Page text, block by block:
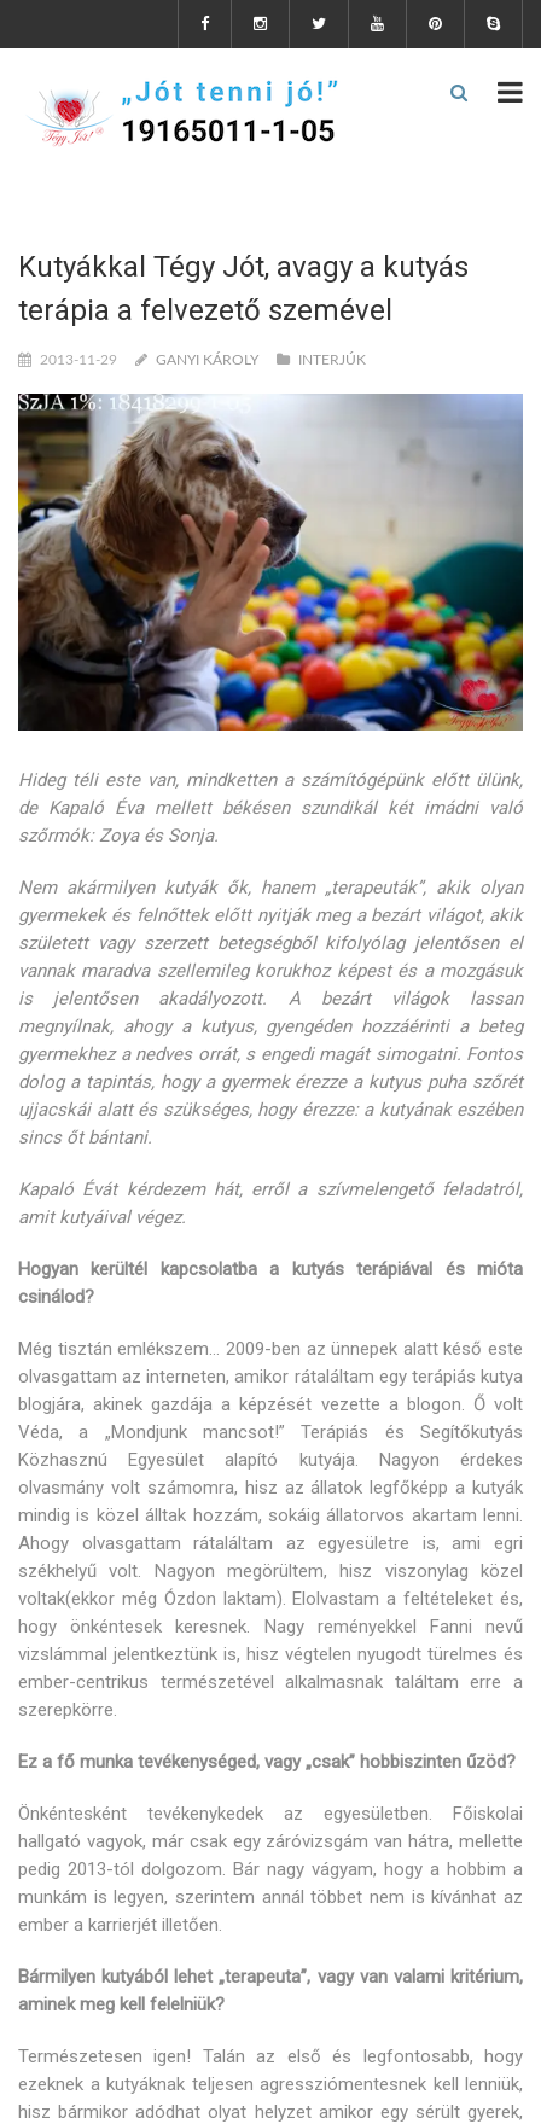
Kutyákkal Tégy Jót, avagy a kutyás
terápia a felvezető szemével
2013-11-29 GANYI KÁROLY INTERJÚK
Hideg téli este van, mindketten a számítógépünk előtt ülünk,
de Kapaló Éva mellett békésen szundikál két imádni való
szőrmók: Zoya és Sonja.
Nem akármilyen kutyák ők, hanem „terapeuták”, akik olyan
gyermekek és felnőttek előtt nyitják meg a bezárt világot, akik
született vagy szerzett betegségből kifolyólag jelentősen el
vannak maradva szellemileg korukhoz képest és a mozgásuk
is jelentősen akadályozott. A bezárt világok lassan
megnyílnak, ahogy a kutyus, gyengéden hozzáérinti a beteg
gyermekhez a nedves orrát, s engedi magát simogatni. Fontos
dolog a tapintás, hogy a gyermek érezze a kutyus puha szőrét
ujjacskái alatt és szükséges, hogy érezze: a kutyának eszében
sincs őt bántani.
Kapaló Évát kérdezem hát, erről a szívmelengető feladatról,
amit kutyáival végez.
Hogyan kerültél kapcsolatba a kutyás terápiával és mióta
csinálod?
Még tisztán emlékszem… 2009-ben az ünnepek alatt késő este
olvasgattam az interneten, amikor rátaláltam egy terápiás kutya
blogjára, akinek gazdája a képzését vezette a blogon. Ő volt
Véda, a „Mondjunk mancsot!” Terápiás és Segítőkutyás
Közhasznú Egyesület alapító kutyája. Nagyon érdekes
olvasmány volt számomra, hisz az állatok legfőképp a kutyák
mindig is közel álltak hozzám, sokáig állatorvos akartam lenni.
Ahogy olvasgattam rátaláltam az egyesületre is, ami egri
székhelyű volt. Nagyon megörültem, hisz viszonylag közel
voltak(ekkor még Ózdon laktam). Elolvastam a feltételeket és,
hogy önkéntesek keresnek. Nagy reményekkel Fanni nevű
vizslámmal jelentkeztünk is, hisz végtelen nyugodt türelmes és
ember-centrikus természetével alkalmasnak találtam erre a
szerepkörre.
Ez a fő munka tevékenységed, vagy „csak” hobbiszinten űzöd?
Önkéntesként tevékenykedek az egyesületben. Főiskolai
hallgató vagyok, már csak egy záróvizsgám van hátra, mellette
pedig 2013-tól dolgozom. Bár nagy vágyam, hogy a hobbim a
munkám is legyen, szerintem annál többet nem is kívánhat az
ember a karrierjét illetően.
Bármilyen kutyából lehet „terapeuta”, vagy van valami kritérium,
aminek meg kell felelniük?
Természetesen igen! Talán az első és legfontosabb, hogy
ezeknek a kutyáknak teljesen agressziómentesnek kell lenniük,
hisz bármikor adódhat olyat helyzet amikor egy sérült gyerek,